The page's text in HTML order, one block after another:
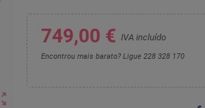
749,00 € IVA incluído
Encontrou mais barato? Ligue 228 328 170